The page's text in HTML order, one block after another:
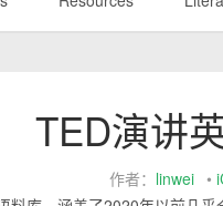
TED演讲
作者： linwei •